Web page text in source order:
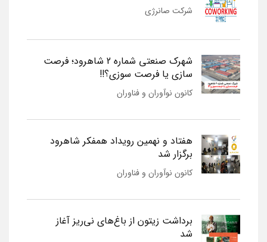
شرکت صانرژی
شهرک صنعتی شماره 2 شاهرود؛ فرصت
سازی یا فرصت سوزی؟!!
کانون نوآوران و فناوران
هفتاد و نهمین رویداد همفکر شاهرود
برگزار شد
کانون نوآوران و فناوران
برداشت زیتون از باغ‌های نی‌ریز آغاز
شد